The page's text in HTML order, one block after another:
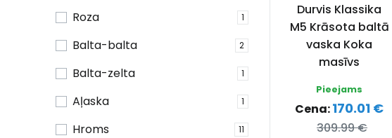
Roza 1
Balta-balta 2
Balta-zelta 1
Aļaska 1
Hroms 11
Durvis Klassika
M5 Krāsota baltā
vaska Koka
masīvs
Pieejams
Cena:170.01 €
309.99 €